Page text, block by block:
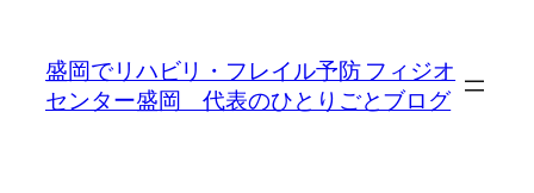
盛岡でリハビリ・フレイル予防 フィジオ
センター盛岡 代表のひとりごとブログ